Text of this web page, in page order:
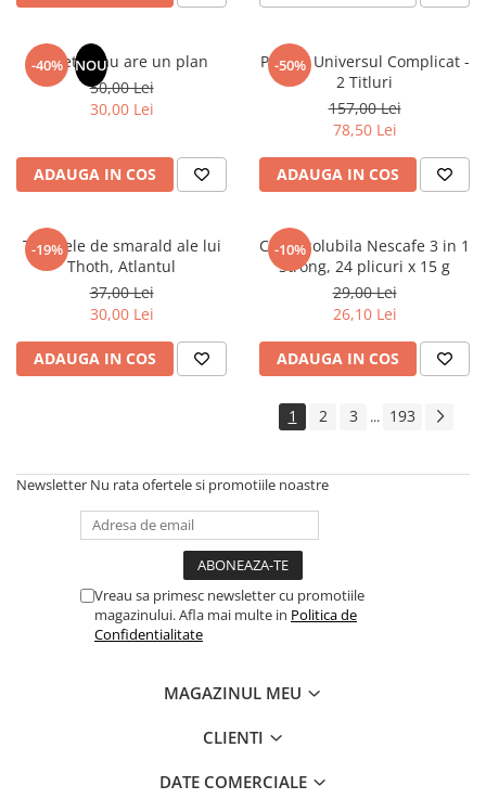
-40% NOU
Sufletul tau are un plan
50,00 Lei
30,00 Lei
ADAUGA IN COS
-50%
Pachet Universul Complicat -
2 Titluri
157,00 Lei
78,50 Lei
ADAUGA IN COS
-19%
Tablitele de smarald ale lui
Thoth, Atlantul
37,00 Lei
30,00 Lei
ADAUGA IN COS
-10%
Cafea solubila Nescafe 3 in 1
Strong, 24 plicuri x 15 g
29,00 Lei
26,10 Lei
ADAUGA IN COS
1 2 3 ... 193
Newsletter Nu rata ofertele si promotiile noastre
Vreau sa primesc newsletter cu promotiile
magazinului. Afla mai multe in Politica de
Confidentialitate
MAGAZINUL MEU
CLIENTI
DATE COMERCIALE